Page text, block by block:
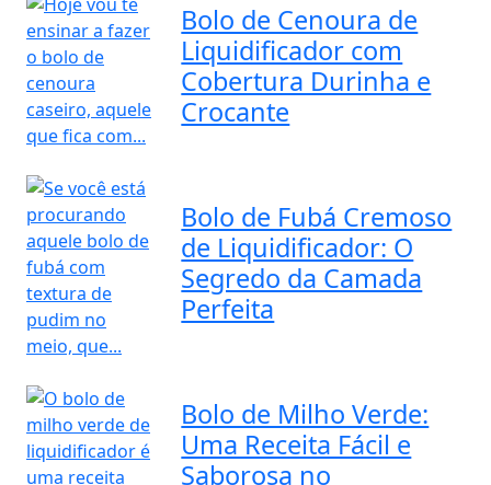
Bolo de Cenoura de
Liquidificador com
Cobertura Durinha e
Crocante
Bolo de Fubá Cremoso
de Liquidificador: O
Segredo da Camada
Perfeita
Bolo de Milho Verde:
Uma Receita Fácil e
Saborosa no